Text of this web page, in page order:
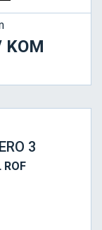
KOM
3
ROF